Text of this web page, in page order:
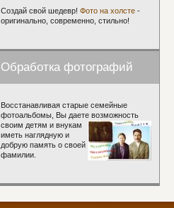
Лэделл Эллен (1)
Лэйн Генри (1)
Люс Максимильен (117)
Люсьен Генри (1)
Создай свой шедевр! Фото на холсте -
оригинально, современно, стильно!
Обработка фотографий
Восстанавливая старые семейные
фотоальбомы, Вы даете возможность
своим детям и внукам
иметь наглядную и
добрую память о своей
фамилии.